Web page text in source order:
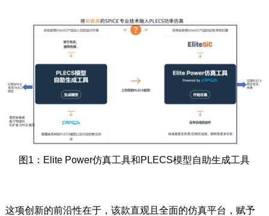
图1：Elite Power仿真工具和PLECS模型自助生成工具
这项创新的前沿性在于，该款直观且全面的仿真平台，赋予